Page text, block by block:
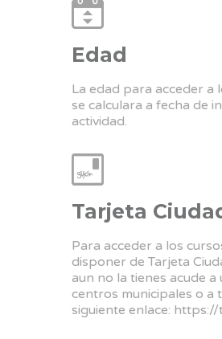
Edad
La edad para acceder a
se calculara a fecha de
actividad.
Tarjeta
Para acceder a los
disponer de Tarjeta
aun no la tienes acude a
centros municipales o a
siguiente enlace: https://